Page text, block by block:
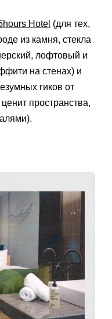
Hotel (для тех,
из камня, стекла
лофтовый и
на стенах) и
гиков от
пространства,